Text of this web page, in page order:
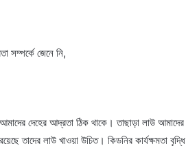
সম্পর্কে জেনে নি,
দেহের আদ্রতা ঠিক থাকে। তাছাড়া লাউ আমাদের
তাদের লাউ খাওয়া উচিত। কিডনির কার্যক্ষমতা বৃদ্ধি